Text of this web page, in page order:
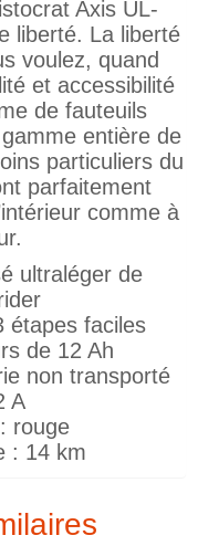
Axis UL-
liberté. La liberté
voulez, quand
et accessibilité
de fauteuils
entière de
particuliers du
parfaitement
comme à
ultraléger de
étapes faciles
de 12 Ah
non transporté
A
rouge
: 14 km